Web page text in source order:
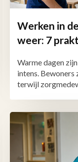
Werken in
weer: 7
Warme dagen
intens.
terwijl